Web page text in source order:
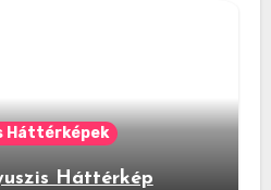
Háttérképek
Háttérkép